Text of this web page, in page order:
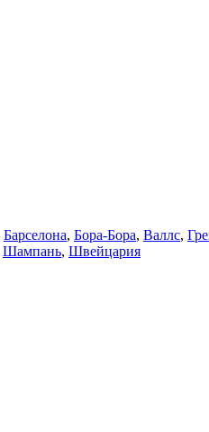
Барселона, Бора-Бора, Валлс,
Шампань, Швейцария